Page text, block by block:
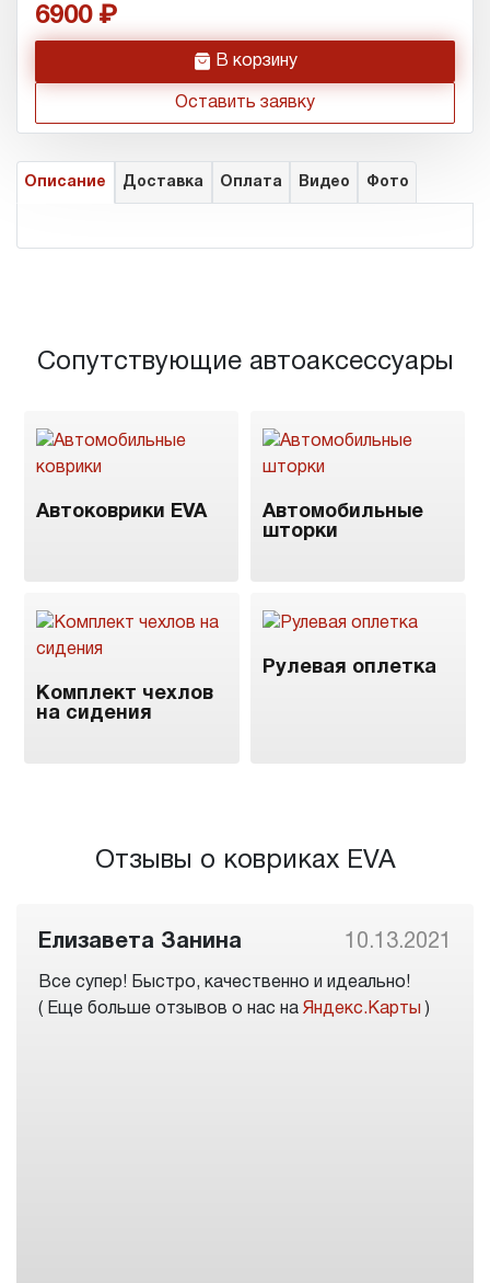
6900
h В корзину
Оставить заявку
Описание Доставка Оплата Видео Фото
Сопутствующие автоаксессуары
Автоковрики EVA
Автомобильные
шторки
Комплект чехлов
на сидения
Рулевая оплетка
Отзывы о ковриках EVA
Елизавета Занина 10.13.2021
Все супер! Быстро, качественно и идеально!
( Еще больше отзывов о нас на Яндекс.Карты )